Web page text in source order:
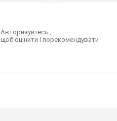
Авторизуйтесь,
щоб оцінити і порекомендувати